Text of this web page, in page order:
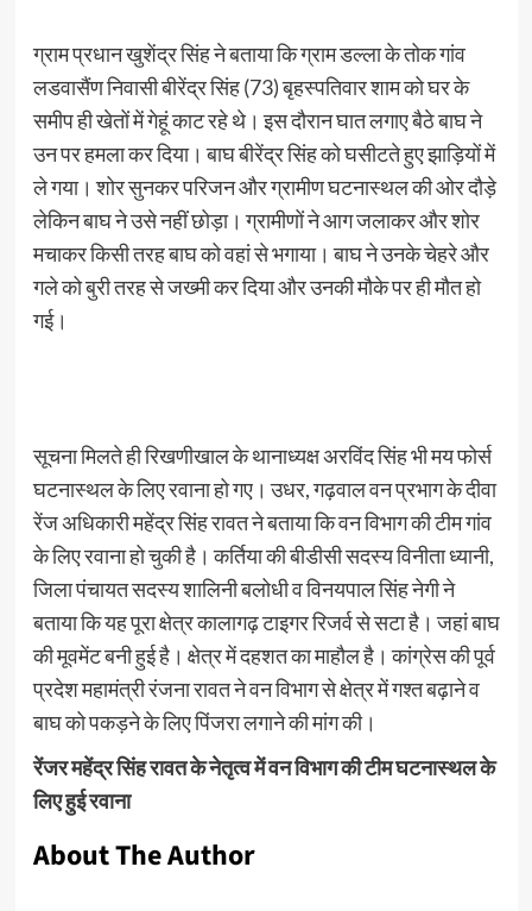
ग्राम प्रधान खुशेंद्र सिंह ने बताया कि ग्राम डल्ला के तोक गांव
लडवासैंण निवासी बीरेंद्र सिंह (73) बृहस्पतिवार शाम को घर के
समीप ही खेतों में गेहूं काट रहे थे। इस दौरान घात लगाए बैठे बाघ ने
उन पर हमला कर दिया। बाघ बीरेंद्र सिंह को घसीटते हुए झाड़ियों में
ले गया। शोर सुनकर परिजन और ग्रामीण घटनास्थल की ओर दौड़े
लेकिन बाघ ने उसे नहीं छोड़ा। ग्रामीणों ने आग जलाकर और शोर
मचाकर किसी तरह बाघ को वहां से भगाया। बाघ ने उनके चेहरे और
गले को बुरी तरह से जख्मी कर दिया और उनकी मौके पर ही मौत हो
गई।
सूचना मिलते ही रिखणीखाल के थानाध्यक्ष अरविंद सिंह भी मय फोर्स
घटनास्थल के लिए रवाना हो गए। उधर, गढ़वाल वन प्रभाग के दीवा
रेंज अधिकारी महेंद्र सिंह रावत ने बताया कि वन विभाग की टीम गांव
के लिए रवाना हो चुकी है। कर्तिया की बीडीसी सदस्य विनीता ध्यानी,
जिला पंचायत सदस्य शालिनी बलोधी व विनयपाल सिंह नेगी ने
बताया कि यह पूरा क्षेत्र कालागढ़ टाइगर रिजर्व से सटा है। जहां बाघ
की मूवमेंट बनी हुई है। क्षेत्र में दहशत का माहौल है। कांग्रेस की पूर्व
प्रदेश महामंत्री रंजना रावत ने वन विभाग से क्षेत्र में गश्त बढ़ाने व
बाघ को पकड़ने के लिए पिंजरा लगाने की मांग की।
रेंजर महेंद्र सिंह रावत के नेतृत्व में वन विभाग की टीम घटनास्थल के
लिए हुई रवाना
About The Author